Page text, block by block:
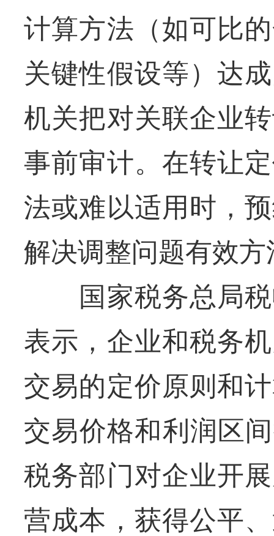
计算方法（如可比
关键性假设等）达
机关把对关联企业
事前审计。在转让
法或难以适用时，
解决调整问题有效
国家税务总局税
表示，企业和税务
交易的定价原则和
交易价格和利润区
税务部门对企业开
营成本，获得公平